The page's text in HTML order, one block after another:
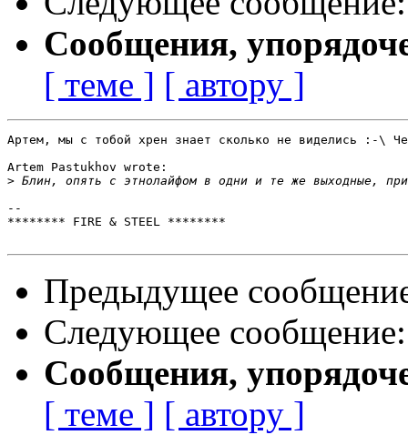
Сообщения,
[ теме ] [ автору ]
Артем, мы с тобой хрен знает сколько не виделись :-\
Artem Pastukhov wrote:
>
--
******** FIRE & STEEL ********
Предыдущее
Следующее
Сообщения,
[ теме ] [ автору ]